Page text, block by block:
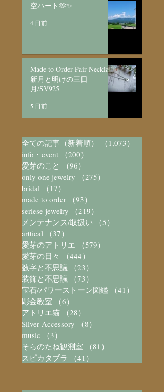
空ハート🫶✨
4 日前
Made to Order Pair Necklace
新月と明けの三日
月/SV925
5 日前
全ての記事（新着順） （1,073）
info・event
（200）
愛芽のこと
（96）
only one jewelry
（275）
bridal
（17）
made to order
（93）
seriese jewelry
（219）
メンテナンス/取扱い
（5）
arttical
（37）
愛芽のアトリエ
（579）
愛芽の日々
（444）
数字と不思議
（23）
装飾と不思議
（73）
宝石/パワーストーン図鑑
（41）
彫金教室
（6）
アトリエ猫
（28）
Silver Accessory
（8）
music
（3）
そらのたね観測室
（81）
スピカタブラ
（41）